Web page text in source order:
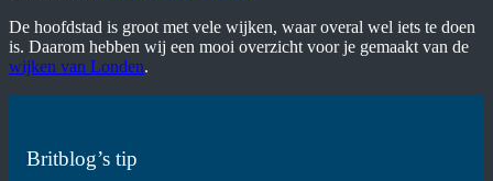
De hoofdstad is groot met vele wijken, waar overal wel iets te doen
is. Daarom hebben wij een mooi overzicht voor je gemaakt van de
wijken van Londen.
Britblog’s tip